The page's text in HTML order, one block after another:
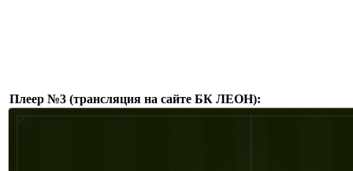
Плеер №3 (трансляция на сайте БК ЛЕОН):